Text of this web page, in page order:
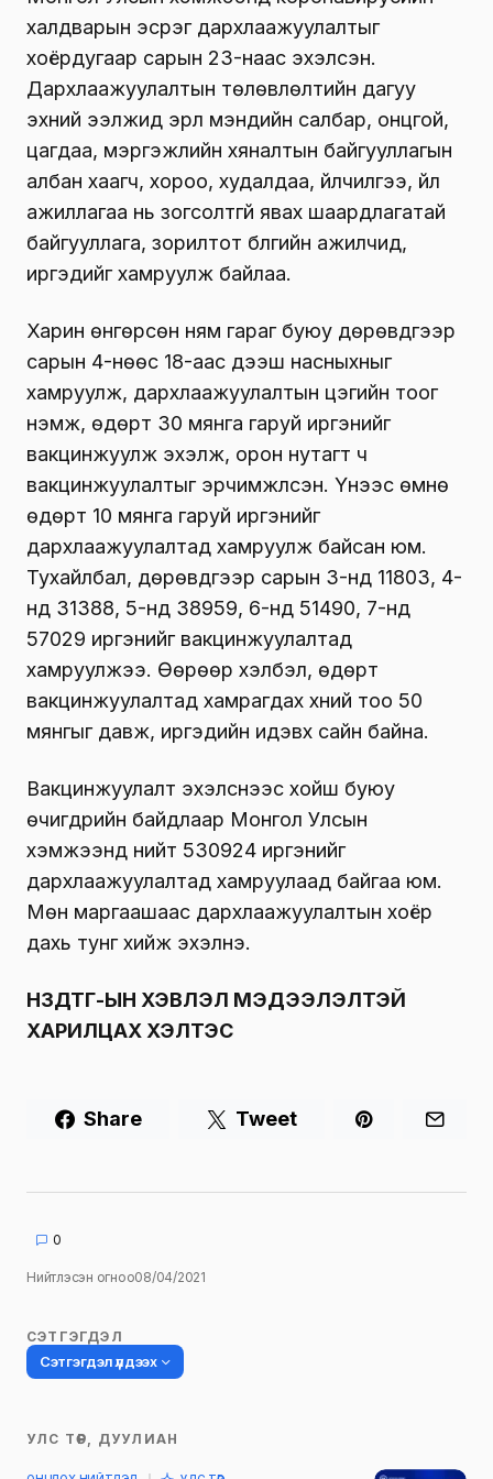
халдварын эсрэг дархлаажуулалтыг
хоёрдугаар сарын 23-наас эхэлсэн.
Дархлаажуулалтын төлөвлөлтийн дагуу
эхний ээлжид эрүүл мэндийн салбар, онцгой,
цагдаа, мэргэжлийн хяналтын байгууллагын
албан хаагч, хороо, худалдаа, үйлчилгээ, үйл
ажиллагаа нь зогсолтгүй явах шаардлагатай
байгууллага, зорилтот бүлгийн ажилчид,
иргэдийг хамруулж байлаа.
Харин өнгөрсөн ням гараг буюу дөрөвдүгээр
сарын 4-нөөс 18-аас дээш насныхныг
хамруулж, дархлаажуулалтын цэгийн тоог
нэмж, өдөрт 30 мянга гаруй иргэнийг
вакцинжуулж эхэлж, орон нутагт ч
вакцинжуулалтыг эрчимжүүлсэн. Үүнээс өмнө
өдөрт 10 мянга гаруй иргэнийг
дархлаажуулалтад хамруулж байсан юм.
Тухайлбал, дөрөвдүгээр сарын 3-нд 11803, 4-
нд 31388, 5-нд 38959, 6-нд 51490, 7-нд
57029 иргэнийг вакцинжуулалтад
хамруулжээ. Өөрөөр хэлбэл, өдөрт
вакцинжуулалтад хамрагдах хүний тоо 50
мянгыг давж, иргэдийн идэвх сайн байна.
Вакцинжуулалт эхэлснээс хойш буюу
өчигдрийн байдлаар Монгол Улсын
хэмжээнд нийт 530924 иргэнийг
дархлаажуулалтад хамруулаад байгаа юм.
Мөн маргаашаас дархлаажуулалтын хоёр
дахь тунг хийж эхэлнэ.
НЗДТГ-ЫН ХЭВЛЭЛ МЭДЭЭЛЭЛТЭЙ
ХАРИЛЦАХ ХЭЛТЭС
Share Tweet
0
Нийтлэсэн огноо08/04/2021
СЭТГЭГДЭЛ
Сэтгэгдэл үлдээх
Таны имэйл хаягийг нийтлэхгүй.
УЛС ТӨР, ДУУЛИАН